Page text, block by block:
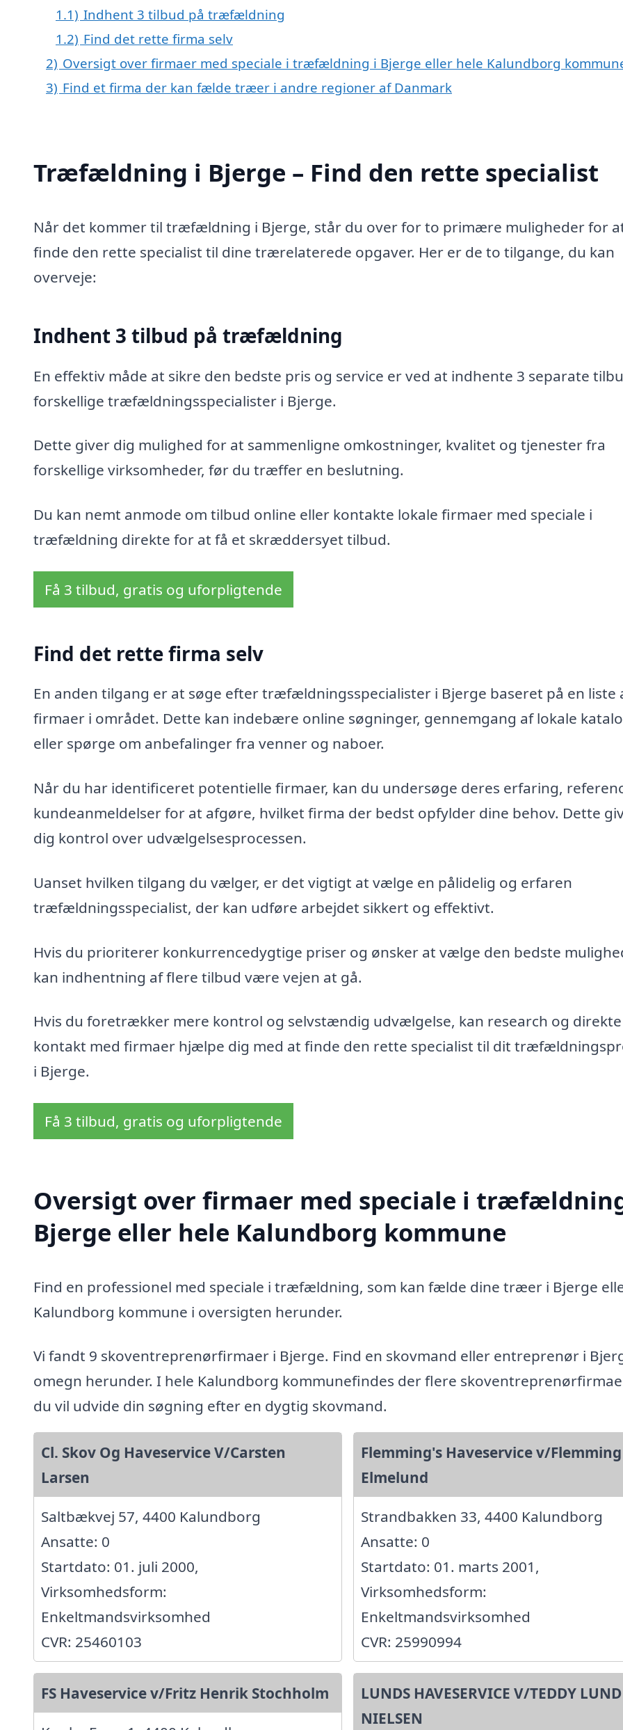
1.1) Indhent 3 tilbud på træfældning
1.2) Find det rette firma selv
2) Oversigt over firmaer med speciale i træfældning i Bjerge eller hele Kalundborg
3) Find et firma der kan fælde træer i andre regioner af Danmark
Træfældning i Bjerge – Find den rette specialist
Når det kommer til træfældning i Bjerge, står du over for to primære muligheder for
finde den rette specialist til dine trærelaterede opgaver. Her er de to tilgange, du kan
overveje:
Indhent 3 tilbud på træfældning
En effektiv måde at sikre den bedste pris og service er ved at indhente 3 separate
forskellige træfældningsspecialister i Bjerge.
Dette giver dig mulighed for at sammenligne omkostninger, kvalitet og tjenester fra
forskellige virksomheder, før du træffer en beslutning.
Du kan nemt anmode om tilbud online eller kontakte lokale firmaer med speciale i
træfældning direkte for at få et skræddersyet tilbud.
Få 3 tilbud, gratis og uforpligtende
Find det rette firma selv
En anden tilgang er at søge efter træfældningsspecialister i Bjerge baseret på en liste
firmaer i området. Dette kan indebære online søgninger, gennemgang af lokale
eller spørge om anbefalinger fra venner og naboer.
Når du har identificeret potentielle firmaer, kan du undersøge deres erfaring,
kundeanmeldelser for at afgøre, hvilket firma der bedst opfylder dine behov. Dette
dig kontrol over udvælgelsesprocessen.
Uanset hvilken tilgang du vælger, er det vigtigt at vælge en pålidelig og erfaren
træfældningsspecialist, der kan udføre arbejdet sikkert og effektivt.
Hvis du prioriterer konkurrencedygtige priser og ønsker at vælge den bedste
kan indhentning af flere tilbud være vejen at gå.
Hvis du foretrækker mere kontrol og selvstændig udvælgelse, kan research og direkte
kontakt med firmaer hjælpe dig med at finde den rette specialist til dit
i Bjerge.
Få 3 tilbud, gratis og uforpligtende
Oversigt over firmaer med speciale i
Bjerge eller hele Kalundborg kommune
Find en professionel med speciale i træfældning, som kan fælde dine træer i Bjerge
Kalundborg kommune i oversigten herunder.
Vi fandt 9 skoventreprenørfirmaer i Bjerge. Find en skovmand eller entreprenør i
omegn herunder. I hele Kalundborg kommunefindes der flere
du vil udvide din søgning efter en dygtig skovmand.
Cl. Skov Og Haveservice V/Carsten
Larsen
Saltbækvej 57, 4400 Kalundborg
Ansatte: 0
Startdato: 01. juli 2000,
Virksomhedsform:
Enkeltmandsvirksomhed
CVR: 25460103
Flemming's Haveservice v/Flemming
Elmelund
Strandbakken 33, 4400 Kalundborg
Ansatte: 0
Startdato: 01. marts 2001,
Virksomhedsform:
Enkeltmandsvirksomhed
CVR: 25990994
FS Haveservice v/Fritz Henrik Stochholm
LUNDS HAVESERVICE V/TEDDY LUND
NIELSEN